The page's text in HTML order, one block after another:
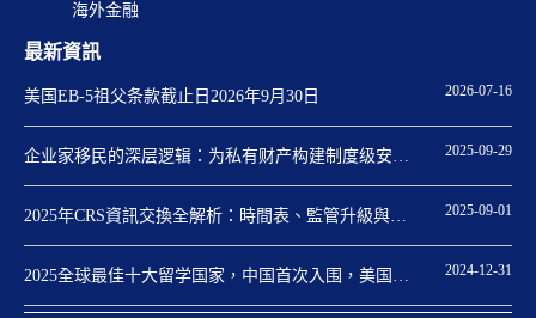
海外金融
最新資訊
2026-07-16
美国EB-5祖父条款截止日2026年9月30日
2025-09-29
企业家移民的深层逻辑：为私有财产构建制度级安全
2025-09-01
2025年CRS資訊交換全解析：時間表、監管升級與身
2024-12-31
2025全球最佳十大留学国家，中国首次入围，美国重